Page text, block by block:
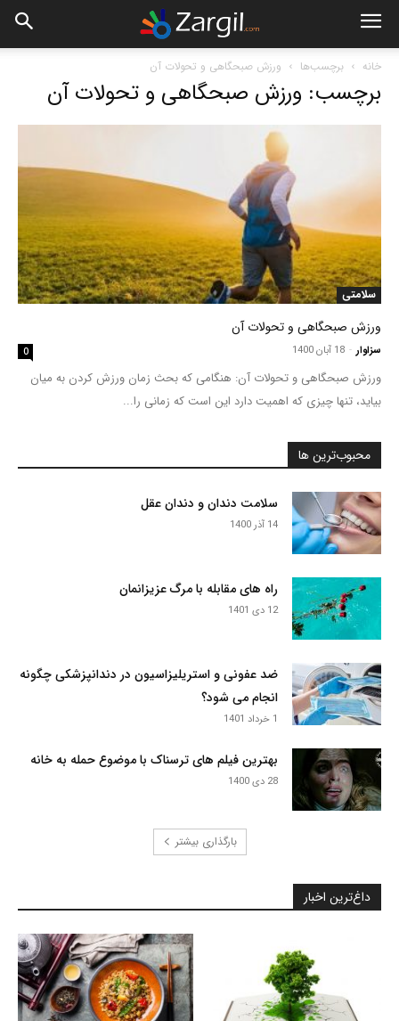
خانه برچسب‌ها ورزش صبحگاهی و تحولات آن
برچسب: ورزش صبحگاهی و تحولات آن
سلامتی
ورزش صبحگاهی و تحولات آن
سزاوار - 18 آبان 1400 0
ورزش صبحگاهی و تحولات آن: هنگامی که بحث زمان ورزش کردن به میان
بیاید، تنها چیزی که اهمیت دارد این است که زمانی را...
محبوب‌ترین ها
سلامت دندان و دندان عقل
14 آذر 1400
راه های مقابله با مرگ عزیزانمان
12 دی 1401
ضد عفونی و استریلیزاسیون در دندانپزشکی چگونه
انجام می شود؟
1 خرداد 1401
بهترین فیلم های ترسناک با موضوع حمله به خانه
28 دی 1400
بارگذاری بیشتر
داغ‌ترین اخبار